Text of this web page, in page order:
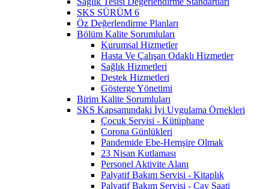
SKS SÜRÜM 6
Öz Değerlendirme Planları
Bölüm Kalite Sorumluları
Kurumsal Hizmetler
Hasta Ve Çalışan Odaklı Hizmetler
Sağlık Hizmetleri
Destek Hizmetleri
Gösterge Yönetimi
Birim Kalite Sorumluları
SKS Kapsamındaki İyi Uygulama Örnekleri
Çocuk Servisi - Kütüphane
Corona Günlükleri
Pandemide Ebe-Hemşire Olmak
23 Nisan Kutlaması
Personel Aktivite Alanı
Palyatif Bakım Servisi - Kitaplık
Palyatif Bakım Servisi - Çay Saati